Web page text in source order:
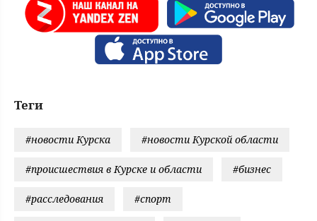
Теги
#новости Курска #новости Курской области
#происшествия в Курске и области #бизнес
#расследования #спорт